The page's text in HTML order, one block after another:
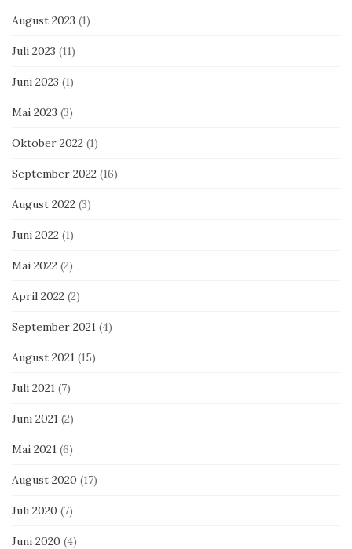
August 2023 (1)
Juli 2023 (11)
Juni 2023 (1)
Mai 2023 (3)
Oktober 2022 (1)
September 2022 (16)
August 2022 (3)
Juni 2022 (1)
Mai 2022 (2)
April 2022 (2)
September 2021 (4)
August 2021 (15)
Juli 2021 (7)
Juni 2021 (2)
Mai 2021 (6)
August 2020 (17)
Juli 2020 (7)
Juni 2020 (4)